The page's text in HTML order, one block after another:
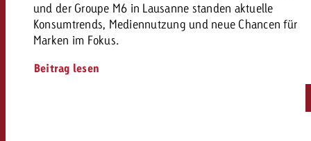
und der Groupe M6 in Lausanne standen aktuelle
Konsumtrends, Mediennutzung und neue Chancen für
Marken im Fokus.
Beitrag lesen